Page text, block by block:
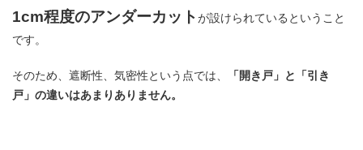
1cm程度のアンダーカットが設けられているということ
です。
そのため、遮断性、気密性という点では、
「開き戸」と「引き
戸」の違いはあまりありません。